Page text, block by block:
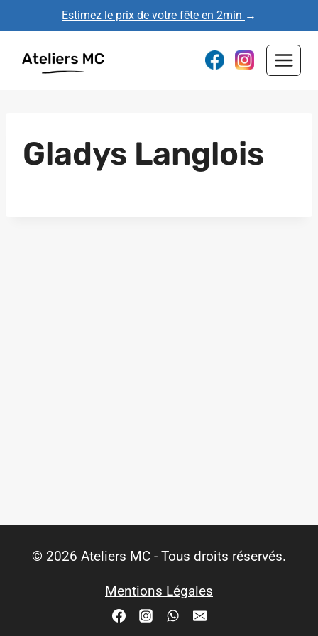
au
contenu
Estimez le prix de votre fête en 2min →
Gladys Langlois
© 2026 Ateliers MC - Tous droits réservés.
Mentions Légales